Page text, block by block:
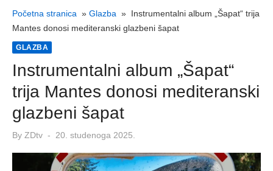
Početna stranica » Glazba » Instrumentalni album „Šapat“ trija
Mantes donosi mediteranski glazbeni šapat
GLAZBA
Instrumentalni album „Šapat“
trija Mantes donosi mediteranski
glazbeni šapat
By ZDtv
Posted
20. studenoga 2025.